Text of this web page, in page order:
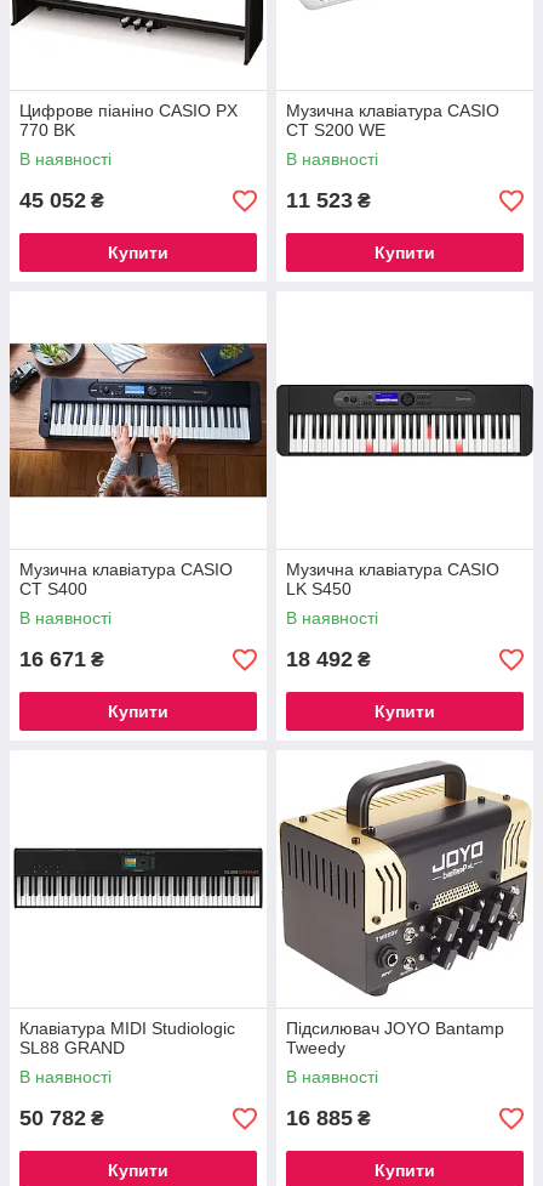
Цифрове піаніно CASIO PX
770 BK
В наявності
45 052 ₴
Купити
Музична клавіатура CASIO
CT S200 WE
В наявності
11 523 ₴
Купити
Музична клавіатура CASIO
CT S400
В наявності
16 671 ₴
Купити
Музична клавіатура CASIO
LK S450
В наявності
18 492 ₴
Купити
Клавіатура MIDI Studiologic
SL88 GRAND
В наявності
50 782 ₴
Купити
Підсилювач JOYO Bantamp
Tweedy
В наявності
16 885 ₴
Купити